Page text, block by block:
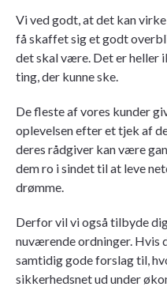
Vi ved godt, at det kan
få skaffet sig et godt
det skal være. Det er
ting, der kunne ske.
De fleste af vores kunder
oplevelsen efter et tjek af
deres rådgiver kan være
dem ro i sindet til at leve
drømme.
Derfor vil vi også tilbyde
nuværende ordninger. Hvis
samtidig gode forslag til,
sikkerhedsnet ud under